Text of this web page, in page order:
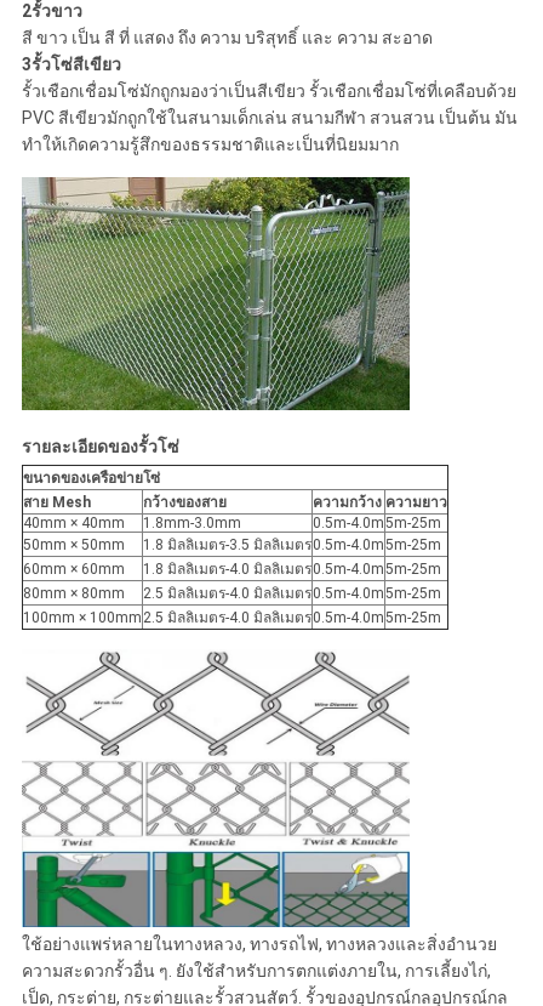
2รั้วขาว
สี ขาว เป็น สี ที่ แสดง ถึง ความ บริสุทธิ์ และ ความ สะอาด
3รั้วโซ่สีเขียว
รั้วเชือกเชื่อมโซ่มักถูกมองว่าเป็นสีเขียว รั้วเชือกเชื่อมโซ่ที่เคลือบด้วย
PVC สีเขียวมักถูกใช้ในสนามเด็กเล่น สนามกีฬา สวนสวน เป็นต้น มัน
ทําให้เกิดความรู้สึกของธรรมชาติและเป็นที่นิยมมาก
รายละเอียดของรั้วโซ่
ขนาดของเครือข่ายโซ่
สาย Mesh
กว้างของสาย ความกว้าง ความยาว
40mm × 40mm
1.8mm-3.0mm 0.5m-4.0m5m-25m
50mm × 50mm
1.8 มิลลิเมตร-3.5 มิลลิเมตร0.5m-4.0m5m-25m
60mm × 60mm
1.8 มิลลิเมตร-4.0 มิลลิเมตร0.5m-4.0m5m-25m
80mm × 80mm
2.5 มิลลิเมตร-4.0 มิลลิเมตร0.5m-4.0m5m-25m
100mm × 100mm 2.5 มิลลิเมตร-4.0 มิลลิเมตร0.5m-4.0m5m-25m
ใช้อย่างแพร่หลายในทางหลวง, ทางรถไฟ, ทางหลวงและสิ่งอํานวย
ความสะดวกรั้วอื่น ๆ. ยังใช้สําหรับการตกแต่งภายใน, การเลี้ยงไก่,
เป็ด, กระต่าย, กระต่ายและรั้วสวนสัตว์. รั้วของอุปกรณ์กลอุปกรณ์กล